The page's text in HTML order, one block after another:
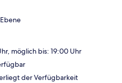
möglich bis: 19:00 Uhr
der Verfügbarkeit